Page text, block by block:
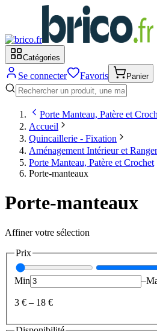
Catégories
Se connecter Favoris Panier
Porte Manteau, Patère et
Accueil
Quincaillerie - Fixation
Aménagement Intérieur et
Porte Manteau, Patère et Crochet
Porte-manteaux
Porte-manteaux
Affiner votre sélection
Prix
Min –
3 € – 18 €